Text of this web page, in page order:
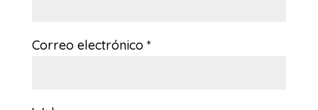
Correo electrónico *